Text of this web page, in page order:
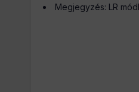
Megjegyzés: LR